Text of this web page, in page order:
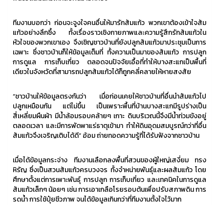
ทีมงานบอกว่า ก่อนจะจูงใจคนอื่นให้มารักส้มแก้ว พวกเขาต้องเข้าใจส้ม
แก้วอย่างลึกซึ้ง ทั้งเรื่องราวเชิงกายภาพและความรู้สึกรักส้มแก้วใน
หัวใจของพวกเขาเอง จึงเชิญชาวบ้านที่ยังปลูกส้มแก้วมาประชุมเป็นการ
เฉพาะ ซึ่งชาวบ้านก็ให้ข้อมูลเต็มที่ ทั้งความเป็นมาของส้มแก้ว การปลูก
การดูแล การเก็บเกี่ยว ตลอดจนปัจจัยเอื้อที่ทำให้บางสะแกเป็นพื้นที่
เดียวในจังหวัดที่สามารถปลูกส้มแก้วได้ก็ถูกคลี่คลายให้หายสงสัย
“ชาวบ้านให้ข้อมูลตรงกันว่า เมื่อก่อนเคยให้ชาวบ้านที่อื่นนำส้มแก้วไป
ปลูกเหมือนกัน แต่ไม่ขึ้น เป็นเพราะพื้นที่บ้านบางสะแกมีรูปร่างเป็น
สี่เหลี่ยมผืนผ้า มีน้ำล้อมรอบคล้ายๆ เกาะ ดินบริเวณนี้จึงมีน้ำท่วมขังอยู่
ตลอดเวลา และมีการพัดพาแร่ธาตุเข้ามา ทำให้ดินอุดมสมบูรณ์กว่าที่อื่น
ส้มแก้วจึงเจริญเติบได้ดี” อ้อม ถ่ายทอดความรู้ที่ได้รับฟังจากชาวบ้าน
เมื่อได้ข้อมูลกระจ่าง ทีมงานเลือกลงพื้นที่สวนของผู้ใหญ่เสงี่ยม ทรง
หิรัญ ซึ่งเป็นสวนส้มแก้วครบวงจร ทั้งจำหน่ายพันธุ์และผลส้มแก้ว โดย
ศึกษาตั้งแต่การเพาะพันธุ์ การปลูก การเก็บเกี่ยว และเทคนิคในการดูแล
ส้มแก้วเล็กๆ น้อยๆ เช่น การเอาเกลือโรยรอบต้นเพื่อปรับสภาพดิน การ
รดน้ำ การใช้ปุ๋ยชีวภาพ จนได้ข้อมูลเกินกว่าที่ทีมงานตั้งใจไว้มาก